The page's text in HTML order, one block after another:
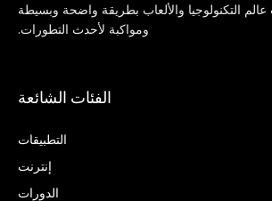
التكنولوجيا والألعاب بطريقة واضحة وبسيطة
ومواكبة لأحدث التطورات.
الفئات الشائعة
التطبيقات
إنترنت
الدورات